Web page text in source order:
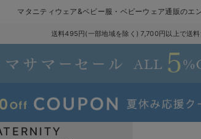
マタニティウェア&ベビー服・ベビーウェア通販のエ
送料495円(一部地域を除く) 7,700円以上で送